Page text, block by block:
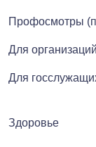
Профосмотры
Для организаций
Для
Здоровье